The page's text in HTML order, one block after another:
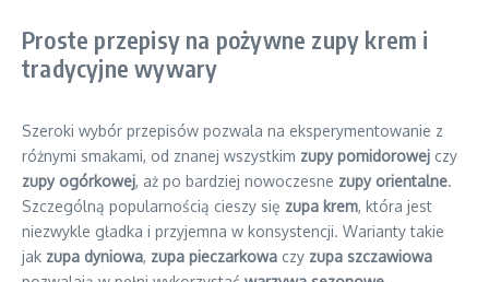
Proste przepisy na pożywne zupy krem i
tradycyjne wywary
Szeroki wybór przepisów pozwala na eksperymentowanie z
różnymi smakami, od znanej wszystkim zupy pomidorowej czy
zupy ogórkowej, aż po bardziej nowoczesne zupy orientalne.
Szczególną popularnością cieszy się zupa krem, która jest
niezwykle gładka i przyjemna w konsystencji. Warianty takie
jak zupa dyniowa, zupa pieczarkowa czy zupa szczawiowa